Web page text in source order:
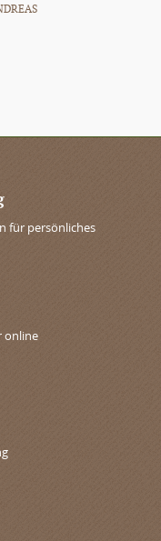
für persönliches
online